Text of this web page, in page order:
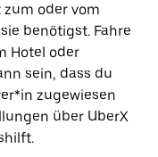
oder vom
benötigst. Fahre
Hotel oder
sein, dass du
zugewiesen
über UberX